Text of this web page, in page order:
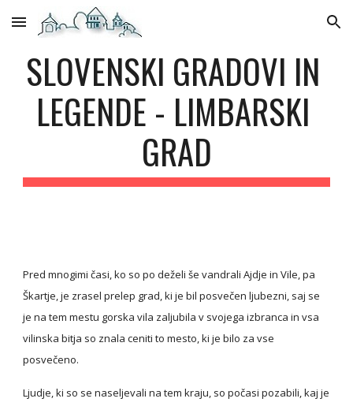
Skip to main content Skip to navigation
SLOVENSKI GRADOVI IN
LEGENDE - LIMBARSKI
GRAD
Pred mnogimi časi, ko so po deželi še vandrali Ajdje in Vile, pa
Škartje, je zrasel prelep grad, ki je bil posvečen ljubezni, saj se
je na tem mestu gorska vila zaljubila v svojega izbranca in vsa
vilinska bitja so znala ceniti to mesto, ki je bilo za vse
posvečeno.
Ljudje, ki so se naseljevali na tem kraju, so počasi pozabili, kaj je